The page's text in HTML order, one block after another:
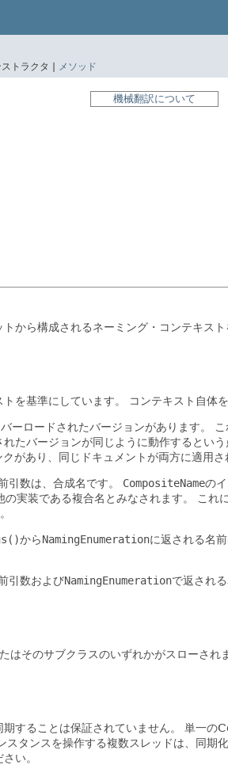
ストラクタ | メソッド
機械翻訳について
から構成されるネーミング・コンテキスト
を基準にしています。 コンテキスト自体
ーロードされたバージョンがあります。
たバージョンが同じように動作するという
があり、同じドキュメントが両方に適用さ
引数は、合成名です。 CompositeNameの
実装である複合名とみなされます。 これ
からNamingEnumerationに返される名
引数およびNamingEnumerationで返され
はそのサブクラスのいずれかがスローされ
することは保証されていません。
単一の
タンスを操作する複数スレッドは、同期化
い。